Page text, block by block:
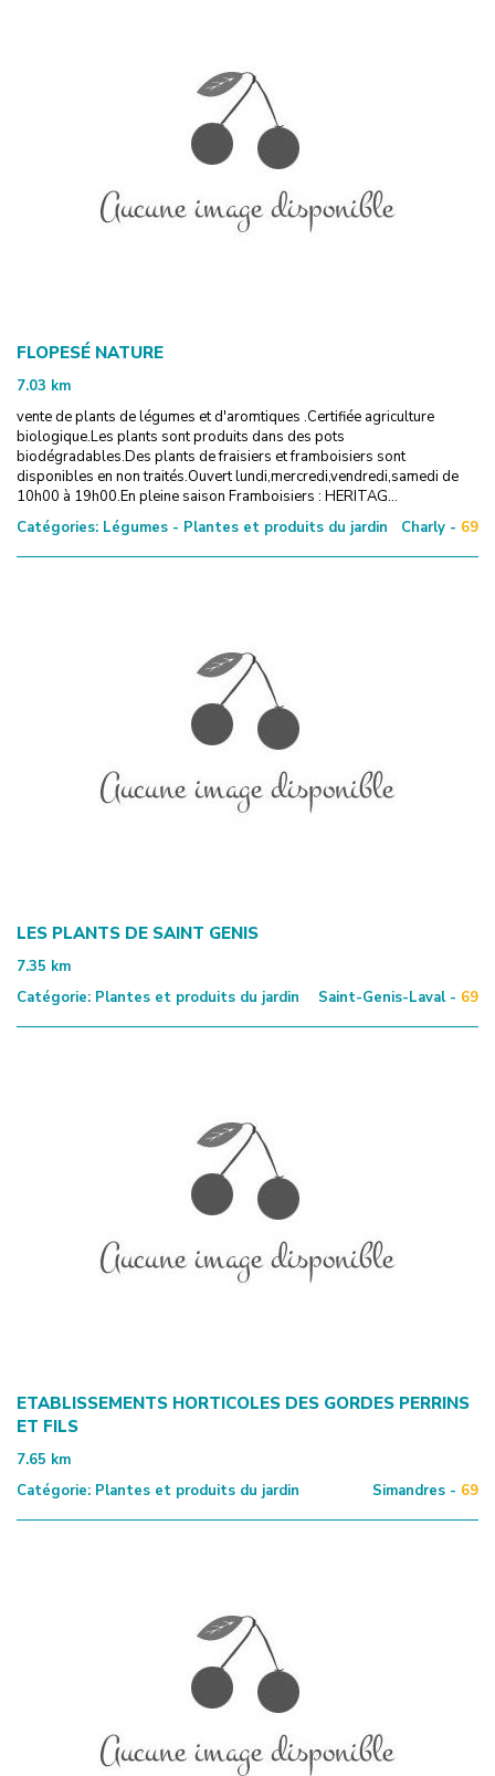
FLOPESÉ NATURE
7.03 km
vente de plants de légumes et d'aromtiques .Certifiée agriculture
biologique.Les plants sont produits dans des pots
biodégradables.Des plants de fraisiers et framboisiers sont
disponibles en non traités.Ouvert lundi,mercredi,vendredi,samedi de
10h00 à 19h00.En pleine saison Framboisiers : HERITAG...
Catégories: Légumes - Plantes et produits du jardin Charly - 69
LES PLANTS DE SAINT GENIS
7.35 km
Catégorie: Plantes et produits du jardin Saint-Genis-Laval - 69
ETABLISSEMENTS HORTICOLES DES GORDES PERRINS
ET FILS
7.65 km
Catégorie: Plantes et produits du jardin Simandres - 69